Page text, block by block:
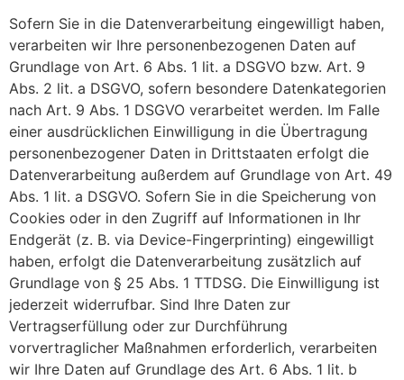
Sofern Sie in die Datenverarbeitung eingewilligt haben,
verarbeiten wir Ihre personenbezogenen Daten auf
Grundlage von Art. 6 Abs. 1 lit. a DSGVO bzw. Art. 9
Abs. 2 lit. a DSGVO, sofern besondere Datenkategorien
nach Art. 9 Abs. 1 DSGVO verarbeitet werden. Im Falle
einer ausdrücklichen Einwilligung in die Übertragung
personenbezogener Daten in Drittstaaten erfolgt die
Datenverarbeitung außerdem auf Grundlage von Art. 49
Abs. 1 lit. a DSGVO. Sofern Sie in die Speicherung von
Cookies oder in den Zugriff auf Informationen in Ihr
Endgerät (z. B. via Device-Fingerprinting) eingewilligt
haben, erfolgt die Datenverarbeitung zusätzlich auf
Grundlage von § 25 Abs. 1 TTDSG. Die Einwilligung ist
jederzeit widerrufbar. Sind Ihre Daten zur
Vertragserfüllung oder zur Durchführung
vorvertraglicher Maßnahmen erforderlich, verarbeiten
wir Ihre Daten auf Grundlage des Art. 6 Abs. 1 lit. b